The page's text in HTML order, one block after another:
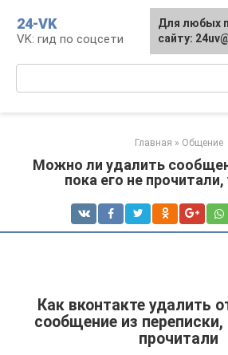
контенту
24-VK
VK: гид по соцсети
Главная » Общение
Можно ли удалить
пока его не прочитали,
Как вконтакте удалить
сообщение из
прочитали
Для любых
сайту: